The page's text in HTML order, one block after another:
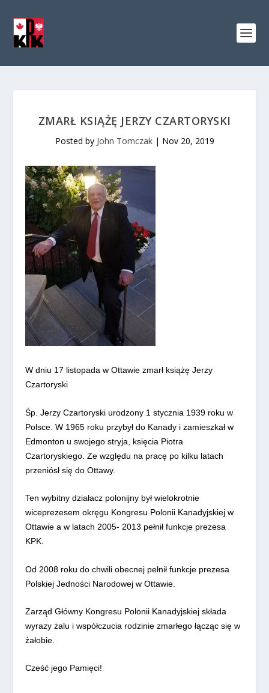
ZMARŁ KSIĄŻĘ JERZY CZARTORYSKI
Posted by John Tomczak| Nov 20, 2019
W dniu 17 listopada w Ottawie zmarł książę Jerzy
Czartoryski
Śp. Jerzy Czartoryski urodzony 1 stycznia 1939 roku w
Polsce. W 1965 roku przybył do Kanady i zamieszkał w
Edmonton u swojego stryja, księcia Piotra
Czartoryskiego. Ze względu na pracę po kilku latach
przeniósł się do Ottawy.
Ten wybitny działacz polonijny był wielokrotnie
wiceprezesem okręgu Kongresu Polonii Kanadyjskiej w
Ottawie a w latach 2005- 2013 pełnił funkcje prezesa
KPK.
Od 2008 roku do chwili obecnej pełnił funkcje prezesa
Polskiej Jedności Narodowej w Ottawie.
Zarząd Główny Kongresu Polonii Kanadyjskiej składa
wyrazy żalu i współczucia rodzinie zmarłego łącząc się w
żałobie.
Cześć jego Pamięci!